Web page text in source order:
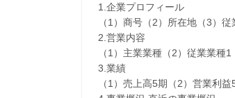
1.企業プロフィール
（1）商号（2）所在地（3）
2.営業内容
（1）主業業種（2）従業業種
3.業績
（1）売上高5期（2）営業利